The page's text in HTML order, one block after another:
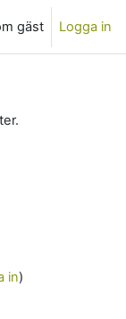
gäst Logga in
in)